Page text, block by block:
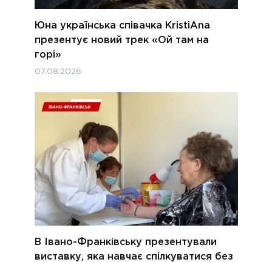
Юна українська співачка KristiAna
презентує новий трек «Ой там на
горі»
07.08.2026
В Івано-Франківську презентували
виставку, яка навчає спілкуватися без